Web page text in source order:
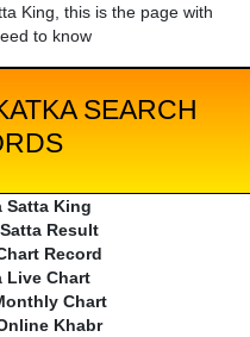
King, this is the page with
to know
SEARCH
Satta King
Result
Record
Live Chart
Chart
Khabr